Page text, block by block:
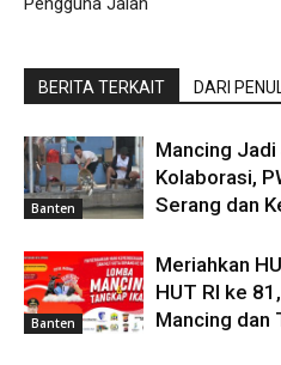
BERITA TERKAIT DARI
Banten
Mancing
Kolaborasi,
Serang dan
Banten
Meriahkan
HUT RI ke
Mancing dan